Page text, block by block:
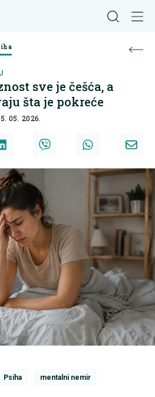
sve je češća, a
šta je pokreće
05. 2026.
Psiha mentalni nemir